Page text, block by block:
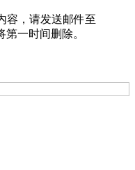
容，请发送邮件至
第一时间删除。